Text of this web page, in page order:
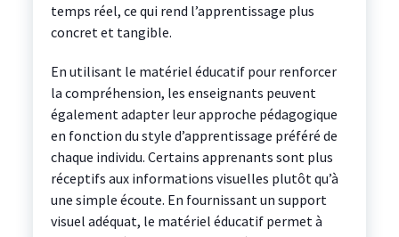
temps réel, ce qui rend l’apprentissage plus
concret et tangible.
En utilisant le matériel éducatif pour renforcer
la compréhension, les enseignants peuvent
également adapter leur approche pédagogique
en fonction du style d’apprentissage préféré de
chaque individu. Certains apprenants sont plus
réceptifs aux informations visuelles plutôt qu’à
une simple écoute. En fournissant un support
visuel adéquat, le matériel éducatif permet à